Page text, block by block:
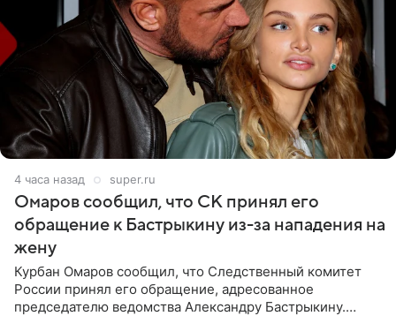
4 часа назад super.ru
Омаров сообщил, что СК принял его
обращение к Бастрыкину из-за нападения на
жену
Курбан Омаров сообщил, что Следственный комитет
России принял его обращение, адресованное
председателю ведомства Александру Бастрыкину.